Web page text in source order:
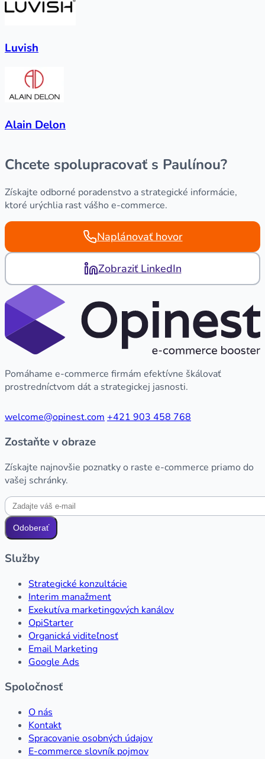
Luvish
Alain Delon
Chcete spolupracovať s Paulínou?
Získajte odborné poradenstvo a strategické informácie,
ktoré urýchlia rast vášho e-commerce.
Naplánovať hovor
Zobraziť LinkedIn
Pomáhame e-commerce firmám efektívne škálovať
prostredníctvom dát a strategickej jasnosti.
welcome@opinest.com +421 903 458 768
Zostaňte v obraze
Získajte najnovšie poznatky o raste e-commerce priamo do
vašej schránky.
Odoberať
Služby
Strategické konzultácie
Interim manažment
Exekutíva marketingových kanálov
OpiStarter
Organická viditeľnosť
Email Marketing
Google Ads
Spoločnosť
O nás
Kontakt
Spracovanie osobných údajov
E-commerce slovník pojmov